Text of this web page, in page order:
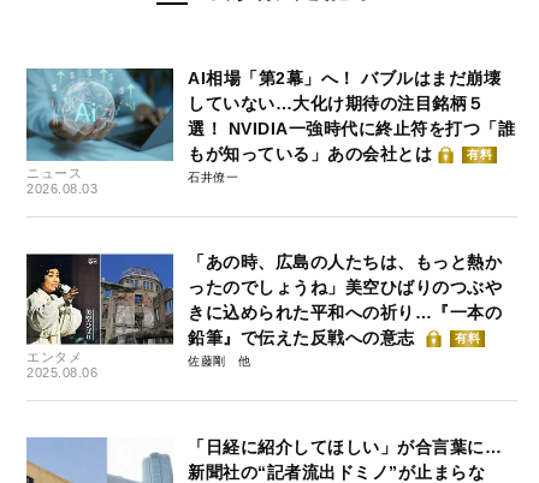
ニュース
2026.08.03
AI相場「第2幕」へ！ バブルはまだ崩壊
していない…大化け期待の注目銘柄５
選！ NVIDIA一強時代に終止符を打つ「誰
もが知っている」あの会社とは
有料
石井僚一
エンタメ
2025.08.06
「あの時、広島の人たちは、もっと熱か
ったのでしょうね」美空ひばりのつぶや
きに込められた平和への祈り…『一本の
鉛筆』で伝えた反戦への意志
有料
佐藤剛
「日経に紹介してほしい」が合言葉に…
新聞社の“記者流出ドミノ”が止まらな